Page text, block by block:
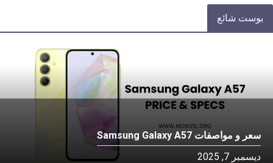
بوست شائع
سعر و مواصفات Samsung Galaxy A57
ديسمبر 7, 2025